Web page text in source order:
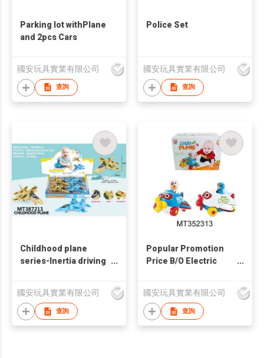
Parking lot withPlane
and 2pcs Cars
國安玩具實業有限公司
查詢
Police Set
國安玩具實業有限公司
查詢
Childhood plane
series-Inertia driving
國安玩具實業有限公司
查詢
Popular Promotion
Price B/O Electric
國安玩具實業有限公司
查詢